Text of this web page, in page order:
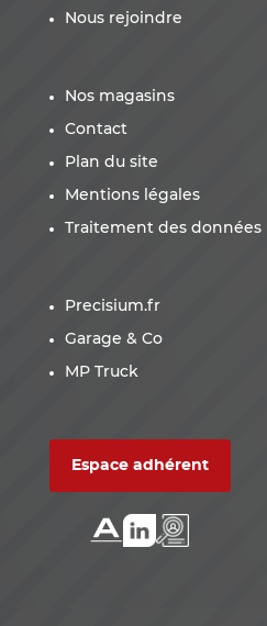
Nous rejoindre
Nos magasins
Contact
Plan du site
Mentions légales
Traitement des données
Precisium.fr
Garage & Co
MP Truck
Espace adhérent